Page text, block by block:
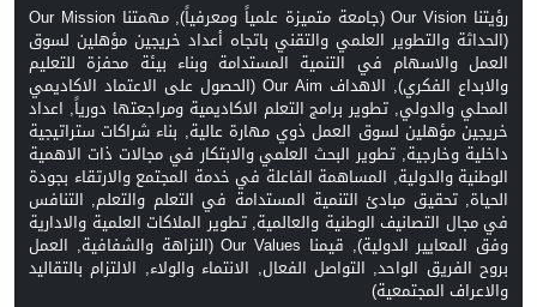
رؤيتنا Our Vision (جامعة متميزة علمياً ومعرفياً), مهمتنا Our Mission
(الحداثة والتطوير العلمي والتقني باتجاه أعداد خريجين مؤهلين لسوق
العمل والاسهام في التنمية المستدامة وبناء بيئة محفزة للتعليم
والابداع الفكري), الاهداف Our Aim (الحصول على الاعتماد الاكاديمي
المحلي والدولي, تطوير برامج التعلم الاكاديمية ومراجعتها دورياً, اعداد
خريجين مؤهلين لسوق العمل ذوي مهارة عالية, بناء شراكات ستراتيجية
داخلية وخارجية, تطوير البحث العلمي والابتكار في مجالات ذات الاهمية
الوطنية والدولية, المساهمة الفاعلة في خدمة المجتمع والارتقاء بجودة
الحياة, تحقيق مبادئ التنمية المستدامة في التعلم والتعلم, التنافس
في مجال التصانيف الوطنية والعالمية, تطوير الملاكات العلمية والادارية
وفق المعايير الدولية), قيمنا Our Values (النزاهة والشفافية, العمل
بروح الفريق الواحد, التواصل الفعال, الانتماء والولاء, الالتزام بالتقاليد
والاعراف المجتمعية)